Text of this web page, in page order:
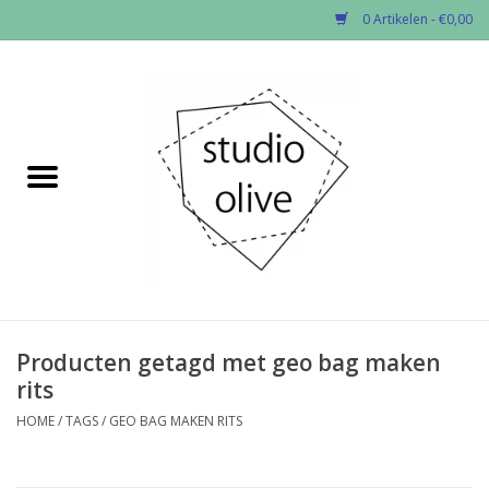
0 Artikelen - €0,00
✂︎Nieuw
Fournituren
Patronen
Producten getagd met geo bag maken
rits
HOME/TAGS/ GEO BAG MAKEN RITS